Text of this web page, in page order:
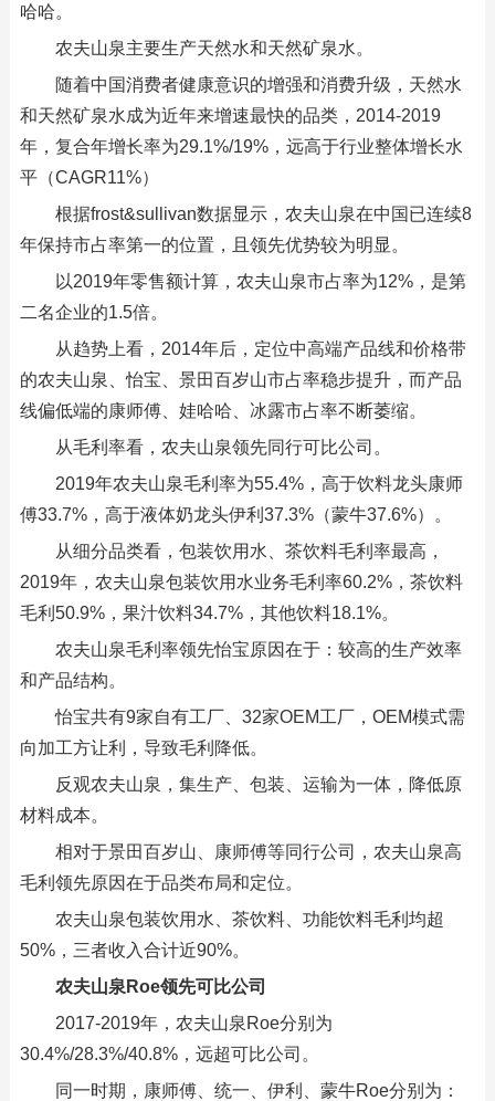
哈哈。
农夫山泉主要生产天然水和天然矿泉水。
随着中国消费者健康意识的增强和消费升级，天然水
和天然矿泉水成为近年来增速最快的品类，2014-2019
年，复合年增长率为29.1%/19%，远高于行业整体增长水
平（CAGR11%）
根据frost&sullivan数据显示，农夫山泉在中国已连续8
年保持市占率第一的位置，且领先优势较为明显。
以2019年零售额计算，农夫山泉市占率为12%，是第
二名企业的1.5倍。
从趋势上看，2014年后，定位中高端产品线和价格带
的农夫山泉、怡宝、景田百岁山市占率稳步提升，而产品
线偏低端的康师傅、娃哈哈、冰露市占率不断萎缩。
从毛利率看，农夫山泉领先同行可比公司。
2019年农夫山泉毛利率为55.4%，高于饮料龙头康师
傅33.7%，高于液体奶龙头伊利37.3%（蒙牛37.6%）。
从细分品类看，包装饮用水、茶饮料毛利率最高，
2019年，农夫山泉包装饮用水业务毛利率60.2%，茶饮料
毛利50.9%，果汁饮料34.7%，其他饮料18.1%。
农夫山泉毛利率领先怡宝原因在于：较高的生产效率
和产品结构。
怡宝共有9家自有工厂、32家OEM工厂，OEM模式需
向加工方让利，导致毛利降低。
反观农夫山泉，集生产、包装、运输为一体，降低原
材料成本。
相对于景田百岁山、康师傅等同行公司，农夫山泉高
毛利领先原因在于品类布局和定位。
农夫山泉包装饮用水、茶饮料、功能饮料毛利均超
50%，三者收入合计近90%。
农夫山泉Roe领先可比公司
2017-2019年，农夫山泉Roe分别为
30.4%/28.3%/40.8%，远超可比公司。
同一时期，康师傅、统一、伊利、蒙牛Roe分别为：